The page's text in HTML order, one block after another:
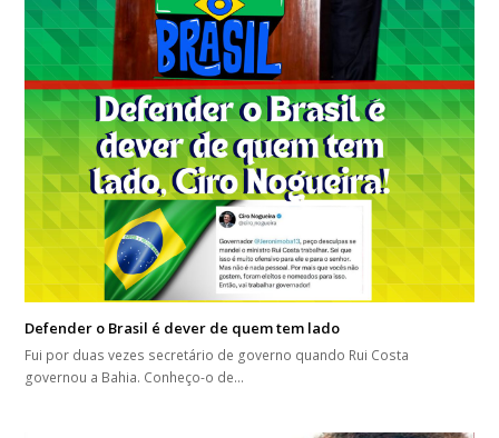
Defender o Brasil é dever de quem tem lado
Fui por duas vezes secretário de governo quando Rui Costa
governou a Bahia. Conheço-o de…